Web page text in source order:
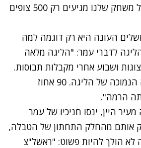
הליגה הלאומית: "לכל משחק שלנו מגיעים רק 500 צופים
העונה היא רק דוגמה למה
לדברי עמר: "הליגה מלאה
ושבוע אחרי מקבלות תבוסות.
זה קורה בגלל הרמה הנמוכה של הליגה. 90 אחוז
הרמה".
היין, ינסו חניכיו של עמר
אותם מהחלק התחתון של הטבלה,
לא הולך להיות פשוט: "ראשל"צ